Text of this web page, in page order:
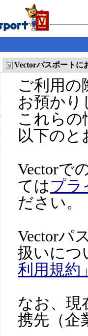
Vectorパスポートに
ご利用の
お預かり
これらの
以下のと
Vectorで
てはプラ
ださい。
Vectorパ
扱いにつ
利用規約
なお、現
携先（企